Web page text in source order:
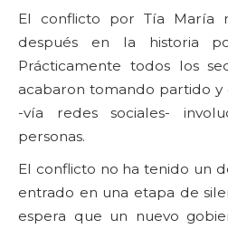
El conflicto por Tía María
después en la historia
Prácticamente todos los
acabaron tomando partido y
-vía redes sociales-
personas.
El conflicto no ha tenido un
entrado en una etapa de
espera que un nuevo